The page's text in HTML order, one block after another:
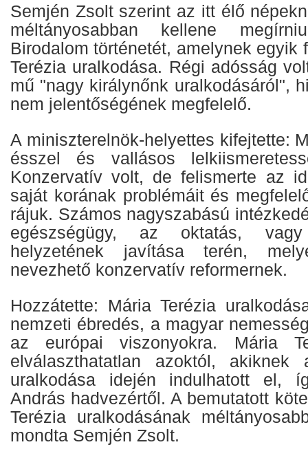
Semjén Zsolt szerint az itt élő
méltányosabban kellene
Birodalom történetét, amelynek egyik
Terézia uralkodása. Régi adósság
mű "nagy királynőnk uralkodásáról",
nem jelentőségének megfelelő.
A miniszterelnök-helyettes kifejtette:
ésszel és vallásos
Konzervatív volt, de felismerte az
saját korának problémáit és
rájuk. Számos nagyszabású
egészségügy, az oktatás,
helyzetének javítása terén,
nevezhető konzervatív reformernek.
Hozzátette: Mária Terézia
nemzeti ébredés, a magyar
az európai viszonyokra. Mária
elválaszthatatlan azoktól,
uralkodása idején indulhatott el,
András hadvezértől. A bemutatott
Terézia uralkodásának
mondta Semjén Zsolt.